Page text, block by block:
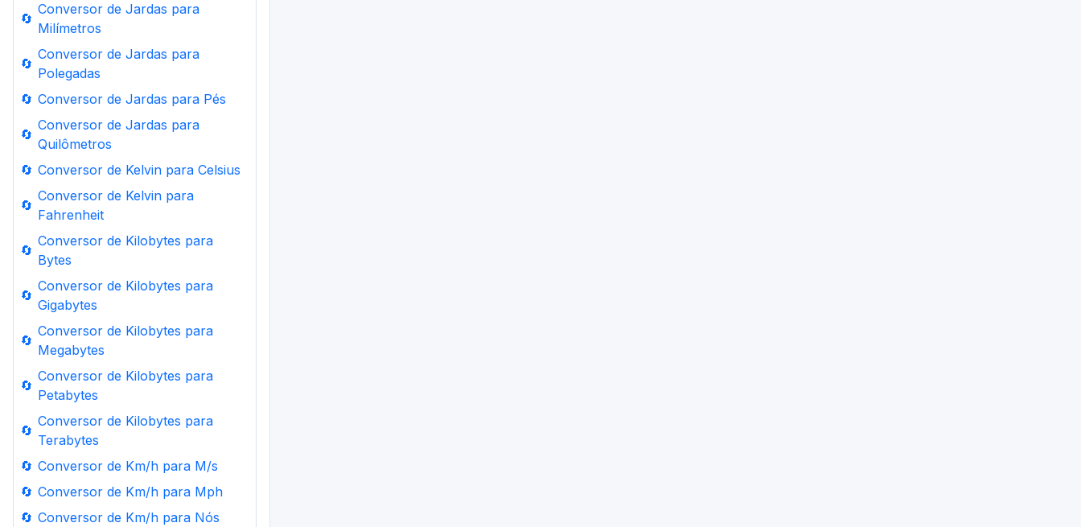
🔄
Conversor de Jardas para
Milímetros
🔄
Conversor de Jardas para
Polegadas
🔄 Conversor de Jardas para Pés
🔄
Conversor de Jardas para
Quilômetros
🔄 Conversor de Kelvin para Celsius
🔄
Conversor de Kelvin para
Fahrenheit
🔄
Conversor de Kilobytes para
Bytes
🔄
Conversor de Kilobytes para
Gigabytes
🔄
Conversor de Kilobytes para
Megabytes
🔄
Conversor de Kilobytes para
Petabytes
🔄
Conversor de Kilobytes para
Terabytes
🔄 Conversor de Km/h para M/s
🔄 Conversor de Km/h para Mph
🔄 Conversor de Km/h para Nós